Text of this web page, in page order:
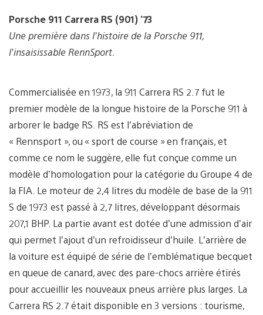
Porsche 911 Carrera RS (901) ’73
Une première dans l’histoire de la Porsche 911,
l’insaisissable RennSport.
Commercialisée en 1973, la 911 Carrera RS 2.7 fut le
premier modèle de la longue histoire de la Porsche 911 à
arborer le badge RS. RS est l’abréviation de
« Rennsport », ou « sport de course » en français, et
comme ce nom le suggère, elle fut conçue comme un
modèle d’homologation pour la catégorie du Groupe 4 de
la FIA. Le moteur de 2,4 litres du modèle de base de la 911
S de 1973 est passé à 2,7 litres, développant désormais
207,1 BHP. La partie avant est dotée d’une admission d’air
qui permet l’ajout d’un refroidisseur d’huile. L’arrière de
la voiture est équipé de série de l’emblématique becquet
en queue de canard, avec des pare-chocs arrière étirés
pour accueillir les nouveaux pneus arrière plus larges. La
Carrera RS 2.7 était disponible en 3 versions : tourisme,